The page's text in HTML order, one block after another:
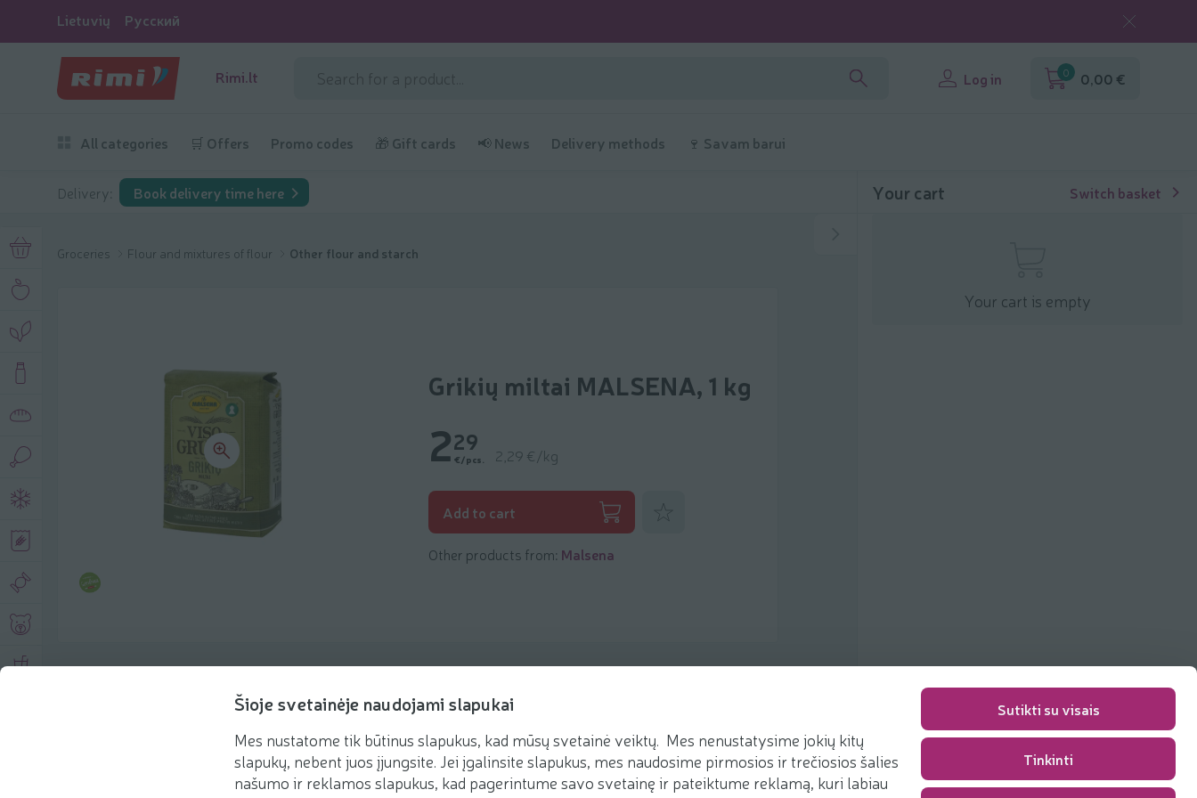
Šioje svetainėje naudojami slapukai
Mes nustatome tik būtinus slapukus, kad mūsų svetainė veiktų. Mes nenustatysime jokių kitų
slapukų, nebent juos įjungsite. Jei įgalinsite slapukus, mes naudosime pirmosios ir trečiosios šalies
našumo ir reklamos slapukus, kad pagerintume savo svetainę ir pateiktume reklamą, kuri labiau
Sutikti su visais
Tinkinti
Lietuvių Русский
Rimi.lt Log in 0 0,00 €
All categories 🛒 Offers Promo codes 🎁 Gift cards 📢 News Delivery methods 🍷 Savam barui
Delivery: Book delivery time here
Groceries Flour and mixtures of flour Other flour and starch
Grikių miltai MALSENA, 1 kg
229
€/pcs. 2,29 €/kg
Add to cart
Other products from: Malsena
Product description
Recommendations Recipes
Your cart Switch basket
Your cart is empty
Packaging fee 0,00 €